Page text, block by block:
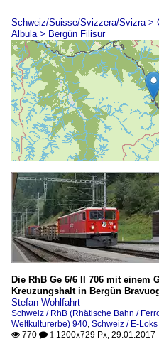
Schweiz/Suisse/Svizzera/Svizra >
Albula > Bergün Filisur
Die RhB Ge 6/6 II 706 mit einem
Kreuzungshalt in Bergün
Stefan Wohlfahrt
Schweiz / RhB (Rhätische Bahn /
Weltkulturerbe) 940, Schweiz / E-
 770  1 1200x729 Px, 29.01.2017